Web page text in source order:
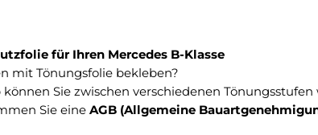
für Ihren Mercedes B-Klasse
mit Tönungsfolie bekleben?
Sie zwischen verschiedenen Tönungsstufen
Sie eine AGB (Allgemeine